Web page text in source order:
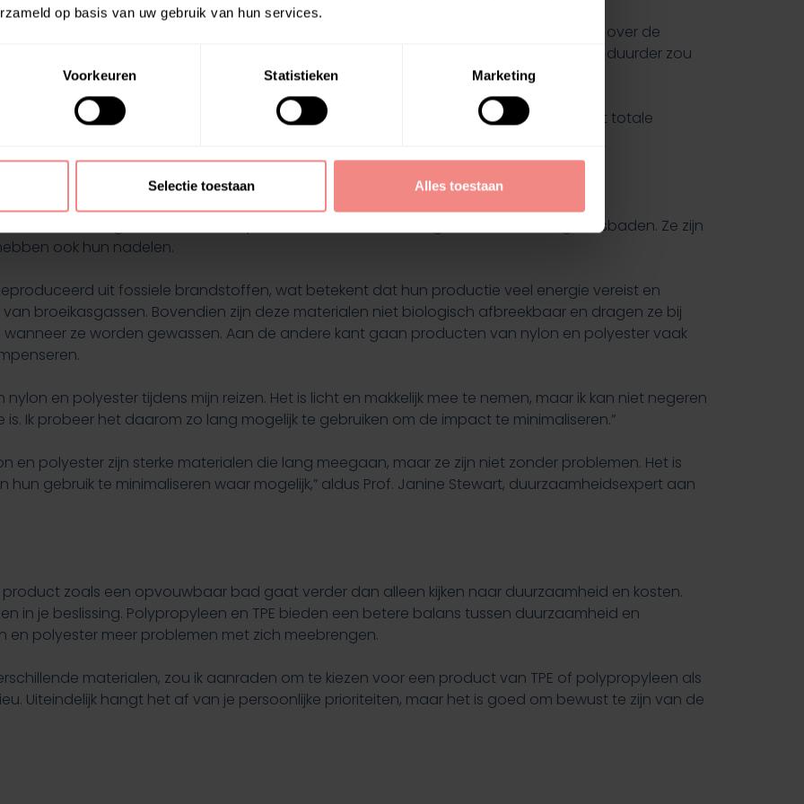
op basis van uw gebruik van hun services.
Voorkeuren Statistieken Marketing
Selectie toestaan Alles toestaan
ik gebruikte tijdens een campingtrip. Hoewel het praktisch was, maakte ik me zorgen over de
ik dat ik de volgende keer voor een duurzamer materiaal zou kiezen, zelfs als dat iets duurder zou
Protection Agency (EPA)
blijkt dat PVC-producten gemiddeld slechts 0,5% van het totale
aan de circulaire economie minimaal maakt.
Zonder Problemen
vaak worden gebruikt in outdoorproducten zoals tenten, rugzakken en sommige reisbaden. Ze zijn
ook hun nadelen.
uit fossiele brandstoffen, wat betekent dat hun productie veel energie vereist en
broeikasgassen. Bovendien zijn deze materialen niet biologisch afbreekbaar en dragen ze bij
ze worden gewassen. Aan de andere kant gaan producten van nylon en polyester vaak
nylon en polyester tijdens mijn reizen. Het is licht en makkelijk mee te nemen, maar ik kan niet negeren
Ik probeer het daarom zo lang mogelijk te gebruiken om de impact te minimaliseren.”
en polyester zijn sterke materialen die lang meegaan, maar ze zijn niet zonder problemen. Het is
gebruik te minimaliseren waar mogelijk,” aldus Prof. Janine Stewart, duurzaamheidsexpert aan
zoals een opvouwbaar bad gaat verder dan alleen kijken naar duurzaamheid en kosten.
in je beslissing. Polypropyleen en TPE bieden een betere balans tussen duurzaamheid en
en polyester meer problemen met zich meebrengen.
materialen, zou ik aanraden om te kiezen voor een product van TPE of polypropyleen als
Uiteindelijk hangt het af van je persoonlijke prioriteiten, maar het is goed om bewust te zijn van de